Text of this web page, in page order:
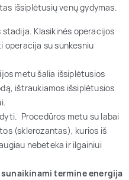
išsiplėtusių venų gydymas.
Klasikinės operacijos
operacija su sunkesniu
metu šalia išsiplėtusios
ištraukiamos išsiplėtusios
Procedūros metu su labai
(sklerozantas), kurios iš
nebeteka ir ilgainiui
termine energija